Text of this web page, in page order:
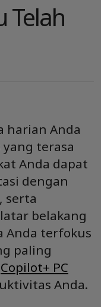
Telah
harian Anda
terasa
Anda dapat
dengan
serta
belakang
Anda terfokus
paling
Copilot+ PC
Anda.